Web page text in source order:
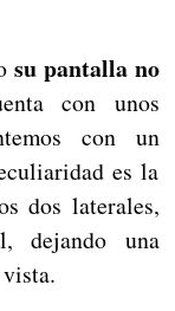
su pantalla no
con unos
con un
es la
dos laterales,
dejando una